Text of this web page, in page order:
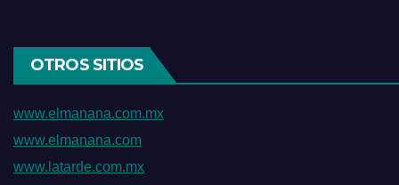
OTROS SITIOS
www.elmanana.com.mx
www.elmanana.com
www.latarde.com.mx